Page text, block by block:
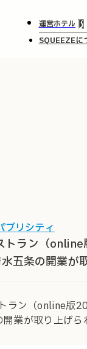
運営ホテル
SQUEEZEに
ブリシティ
トラン（
五条の開業が
ラン（online版
業が取り上げら